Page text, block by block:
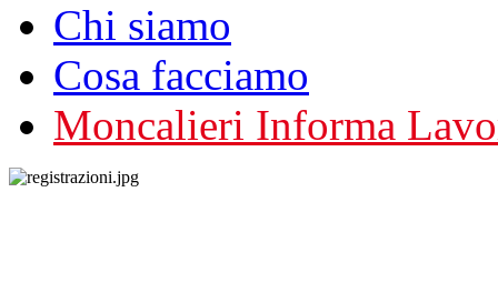
Chi siamo
Cosa facciamo
Moncalieri Informa